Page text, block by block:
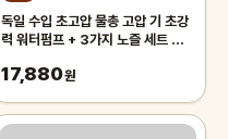
독일 수입 초고압 물총 고압 기 초강
력 워터펌프 + 3가지 노즐 세트 집
17,880원